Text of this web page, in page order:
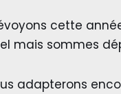
cette
mais sommes
adapterons